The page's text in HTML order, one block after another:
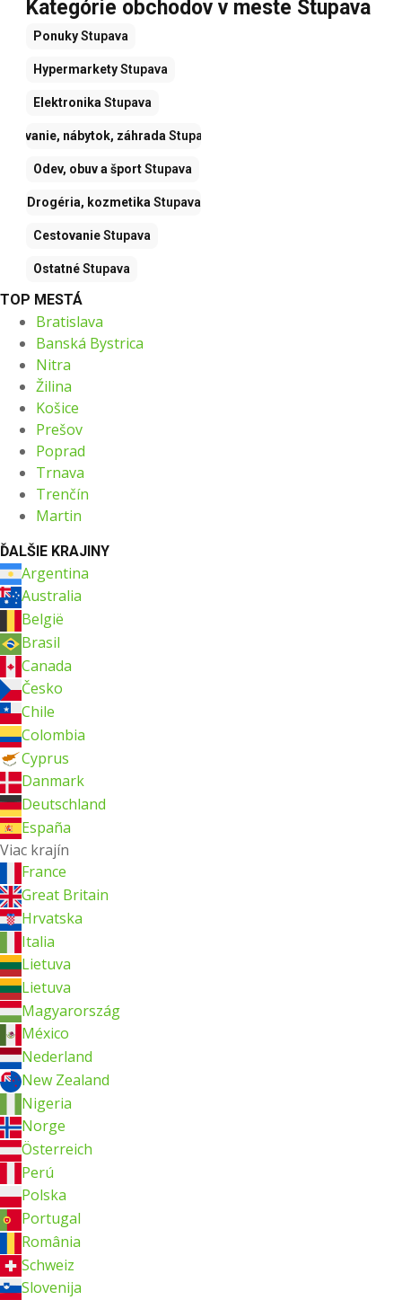
Kategórie obchodov v meste Stupava
PonukyStupava
HypermarketyStupava
Elektronika Stupava
Bývanie, nábytok, záhrada Stupava
Odev, obuv a športStupava
Drogéria, kozmetika Stupava
CestovanieStupava
OstatnéStupava
TOP MESTÁ
Bratislava
Banská Bystrica
Nitra
Žilina
Košice
Prešov
Poprad
Trnava
Trenčín
Martin
ĎALŠIE KRAJINY
Argentina
Australia
België
Brasil
Canada
Česko
Chile
Colombia
Cyprus
Danmark
Deutschland
España
Viac krajín
France
Great Britain
Hrvatska
Italia
Lietuva
Lietuva
Magyarország
México
Nederland
New Zealand
Nigeria
Norge
Österreich
Perú
Polska
Portugal
România
Schweiz
Slovenija